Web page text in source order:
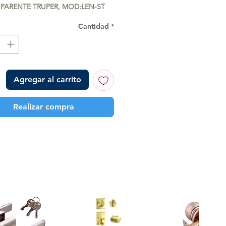
TRUPER, MOD:LEN-ST
Cantidad *
Agregar al carrito
Realizar compra